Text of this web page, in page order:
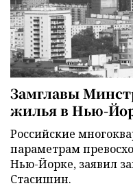
Замглавы
жилья в Нью-
Российские
параметрам
Нью-Йорке, заявил
Стасишин.